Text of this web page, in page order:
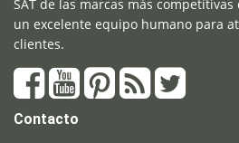
SAT de las marcas más
un excelente equipo humano para
clientes.
Contacto